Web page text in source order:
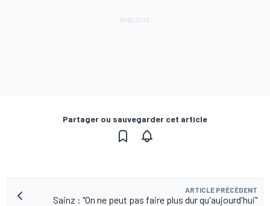
Partager ou sauvegarder cet article
ARTICLE PRÉCÉDENT
Sainz : "On ne peut pas faire plus dur qu'aujourd'hui"